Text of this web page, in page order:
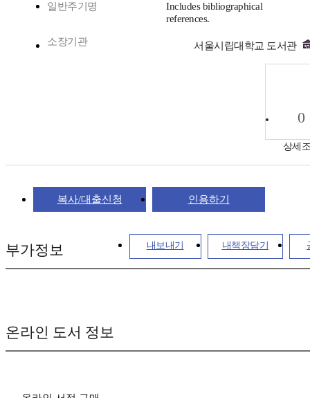
일반주기명
Includes bibliographical
references.
소장기관 서울시립대학교 도서관
0
상세
복사/대출신청 인용하기
내보내기 내책장담기
부가정보
온라인 도서 정보